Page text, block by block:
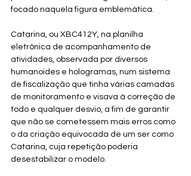
focado naquela figura emblemática.
Catarina, ou XBC412Y, na planilha
eletrônica de acompanhamento de
atividades, observada por diversos
humanoides e hologramas, num sistema
de fiscalização que tinha várias camadas
de monitoramento e visava à correção de
todo e qualquer desvio, a fim de garantir
que não se cometessem mais erros como
o da criação equivocada de um ser como
Catarina, cuja repetição poderia
desestabilizar o modelo.